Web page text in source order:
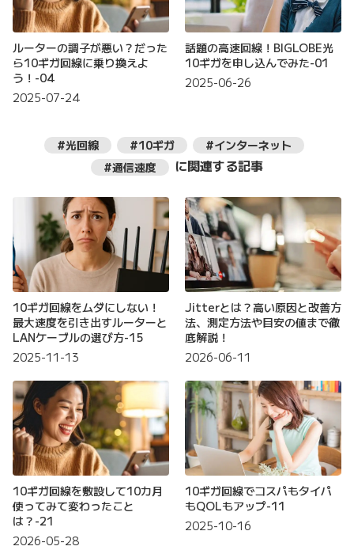
ルーターの調子が悪い？だった
ら10ギガ回線に乗り換えよ
う！-04
2025-07-24
話題の高速回線！BIGLOBE光
10ギガを申し込んでみた-01
2025-06-26
#光回線 #10ギガ
#インターネット
#通信速度
に関連する記事
10ギガ回線をムダにしない！
最大速度を引き出すルーターと
LANケーブルの選び方-15
2025-11-13
Jitterとは？高い原因と改善方
法、測定方法や目安の値まで徹
底解説！
2026-06-11
10ギガ回線を敷設して10カ月
使ってみて変わったこと
は？-21
2026-05-28
10ギガ回線でコスパもタイパ
もQOLもアップ-11
2025-10-16